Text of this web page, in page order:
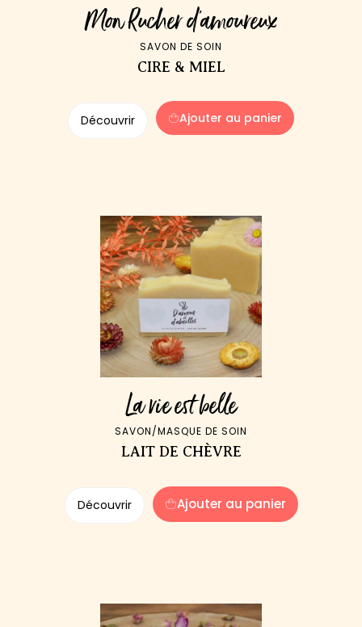
Mon Rucher d'amoureux
SAVON DE SOIN
CIRE & MIEL
Découvrir Ajouter au panier
La vie est belle
SAVON/MASQUE DE SOIN
LAIT DE CHÈVRE
Découvrir Ajouter au panier